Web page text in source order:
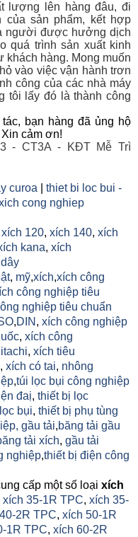
lượng lên hàng đâu, đi
của sản phẩm, kết hợp
người được hưởng dịch
quá trình sản xuất kinh
khách hàng. Mong muốn
vào việc vận hành trơn
công của các nhà máy
tôi lấy đó là thành công
bạn hàng đã ủng hộ
cảm ơn!
- CT3A - KĐT Mễ Trì
curoa
thiet bi loc bui -
cong nghiep
xích 120, xích 140, xích
kana, xích
dây
, mỹ,xích,xích công
công nghiệp tiêu
nghiệp tiêu chuẩn
,DIN , xích công nghiệp
, xích công
, xích tiêu
, xích có tai, nhông
,túi lọc bụi công nghiệp
đaị, thiết bị lọc
bụi, thiết bị phụ tùng
gầu tải,băng tải gầu
tải xích, gầu tải
nghiệp,thiết bị điện công
cấp một số loại xích
xích 35-1R TPC, xích 35-
2R TPC, xích 50-1R
1R TPC, xích 60-2R